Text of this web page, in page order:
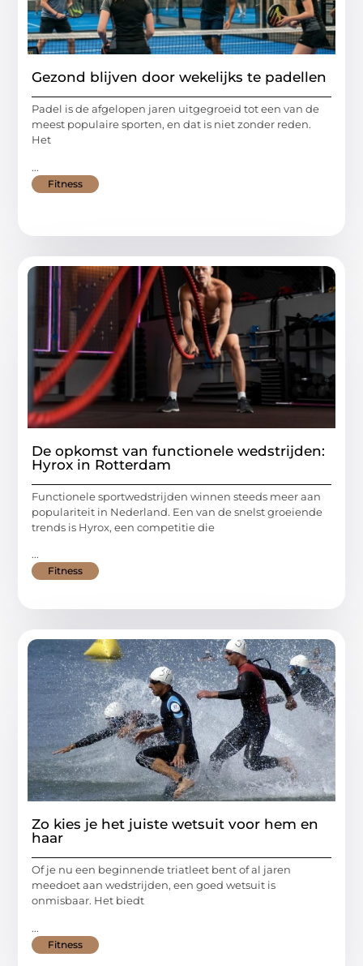
Gezond blijven door wekelijks te padellen
Padel is de afgelopen jaren uitgegroeid tot een van de
meest populaire sporten, en dat is niet zonder reden.
Het
...
Fitness
De opkomst van functionele wedstrijden:
Hyrox in Rotterdam
Functionele sportwedstrijden winnen steeds meer aan
populariteit in Nederland. Een van de snelst groeiende
trends is Hyrox, een competitie die
...
Fitness
Zo kies je het juiste wetsuit voor hem en
haar
Of je nu een beginnende triatleet bent of al jaren
meedoet aan wedstrijden, een goed wetsuit is
onmisbaar. Het biedt
...
Fitness